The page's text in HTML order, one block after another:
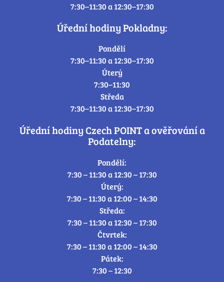
7:30–11:30 a 12:30–17:30
Úřední hodiny Pokladny:
Pondělí
7:30–11:30 a 12:30–17:30
Úterý
7:30–11:30
Středa
7:30–11:30 a 12:30–17:30
Úřední hodiny Czech POINT a ověřování a
Podatelny:
Pondělí:
7:30 – 11:30 a 12:30 – 17:30
Úterý:
7:30 – 11:30 a 12:00 – 14:30
Středa:
7:30 – 11:30 a 12:30 – 17:30
Čtvrtek:
7:30 – 11:30 a 12:00 – 14:30
Pátek:
7:30 – 12:30